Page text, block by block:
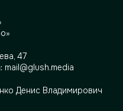
47
mail@glush.media
Денис Владимирович